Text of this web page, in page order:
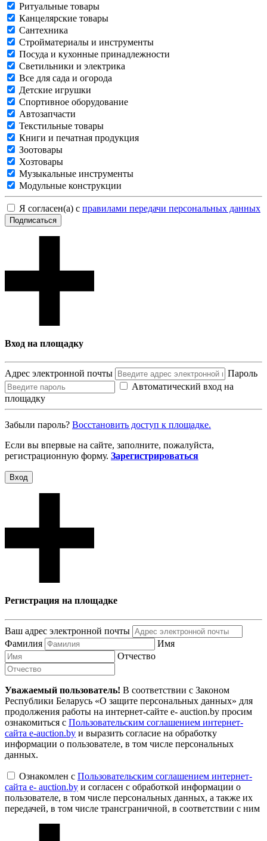
Ритуальные товары
Канцелярские товары
Сантехника
Стройматериалы и инструменты
Посуда и кухонные принадлежности
Светильники и электрика
Все для сада и огорода
Детские игрушки
Спортивное оборудование
Автозапчасти
Текстильные товары
Книги и печатная продукция
Зоотовары
Хозтовары
Музыкальные инструменты
Модульные конструкции
Я согласен(а) с правилами передачи персональных данных
Подписаться
Вход на площадку
Адрес электронной почты
Пароль
Автоматический вход на
площадку
Забыли пароль? Восcтановить доступ к площадке.
Если вы впервые на сайте, заполните, пожалуйста,
регистрационную форму. Зарегистрироваться
Вход
Регистрация на площадке
Ваш адрес электронной почты
Фамилия
Имя
Отчество
Уважаемый пользователь! В соответствии с Законом
Республики Беларусь «О защите персональных данных» для
продолжения работы на интернет-сайте e- auction.by просим
ознакомиться с Пользовательским соглашением интернет-
сайта e-auction.by и выразить согласие на обработку
информации о пользователе, в том числе персональных
данных.
Ознакомлен с Пользовательским соглашением интернет-
сайта e- auction.by и согласен с обработкой информации о
пользователе, в том числе персональных данных, а также их
передачей, в том числе трансграничной, в соответствии с ним